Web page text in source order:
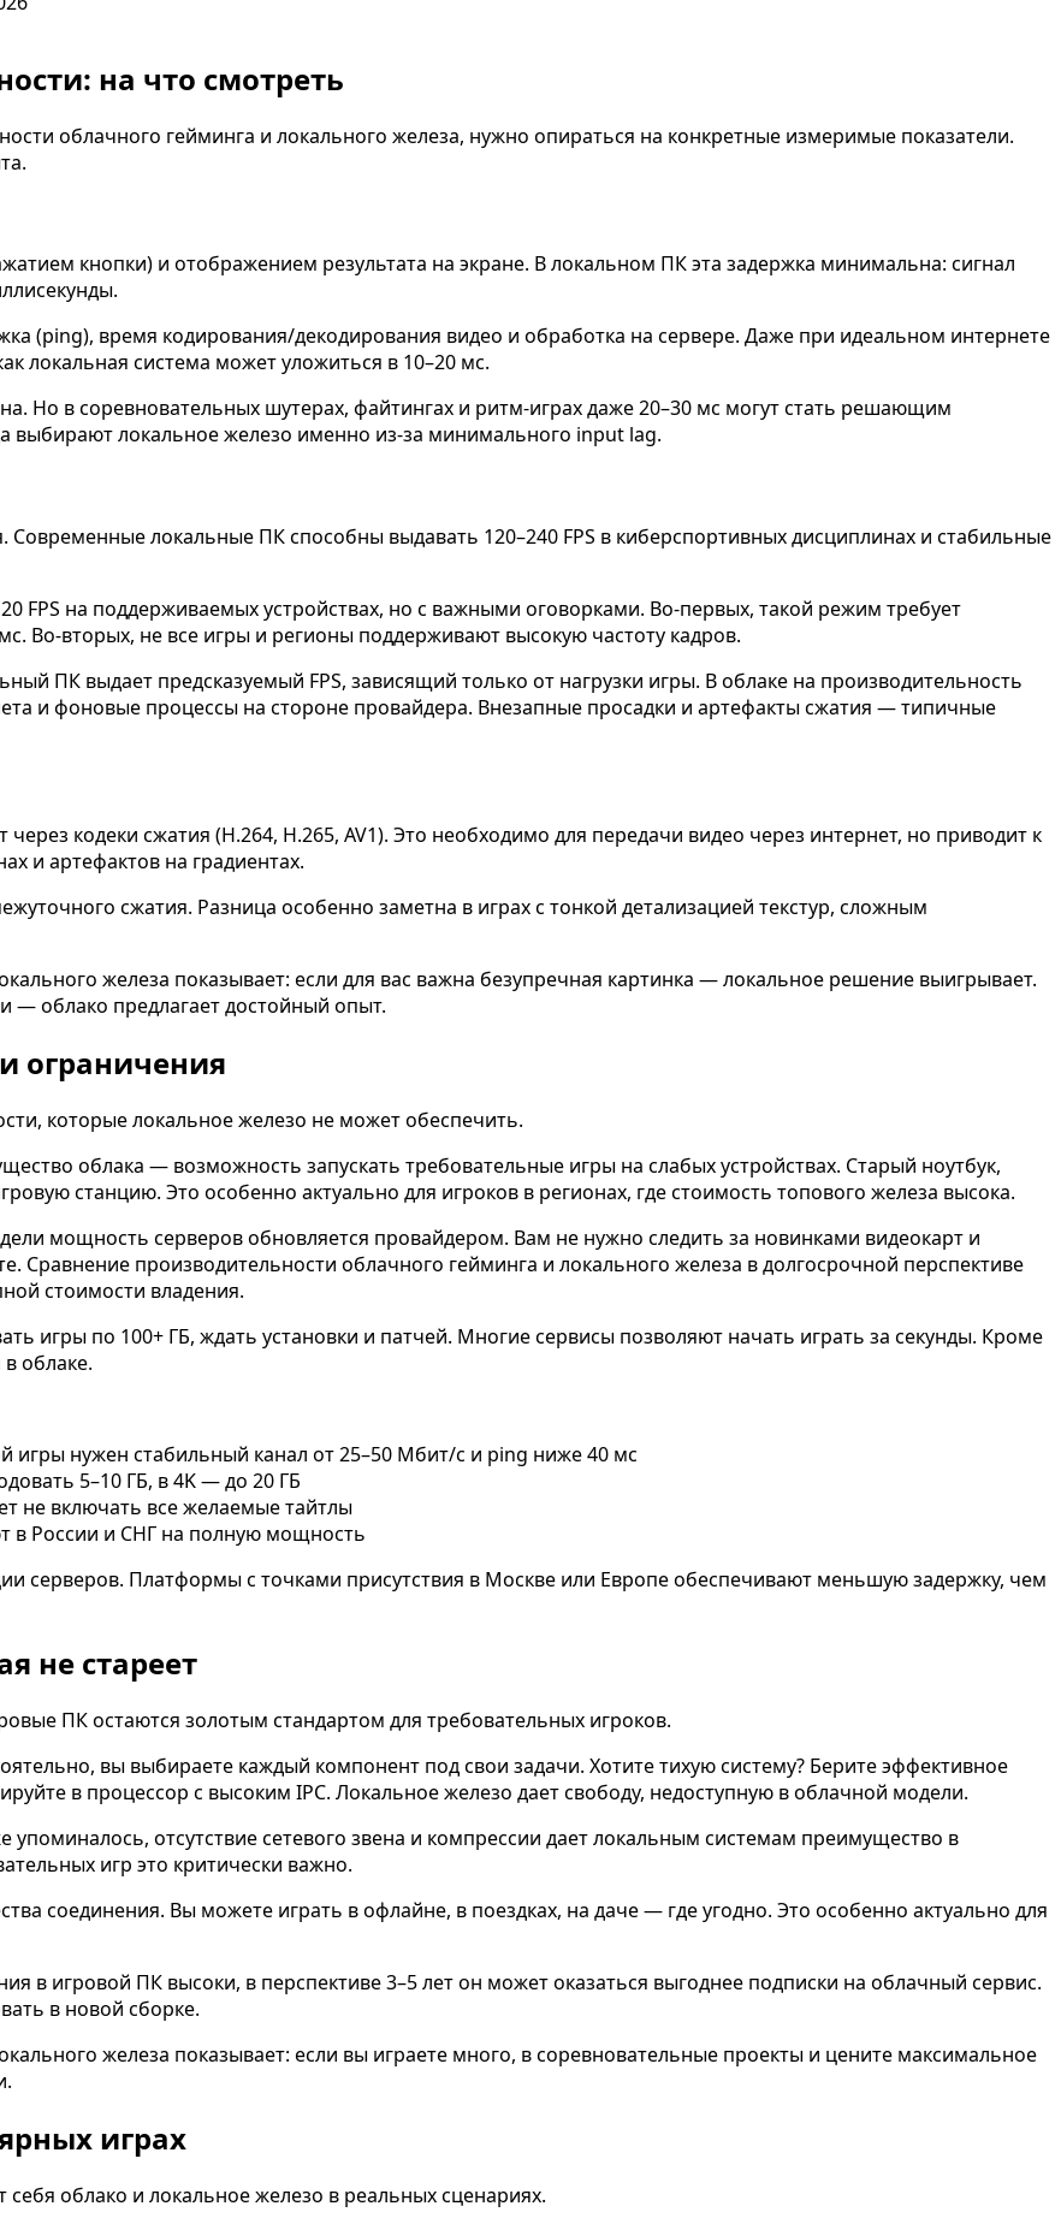
на что смотреть
облачного гейминга и локального железа, нужно опираться на конкретные измеримые показатели.
кнопки) и отображением результата на экране. В локальном ПК эта задержка минимальна: сигнал
(ping), время кодирования/декодирования видео и обработка на сервере. Даже при идеальном интернете
локальная система может уложиться в 10–20 мс.
Но в соревновательных шутерах, файтингах и ритм-играх даже 20–30 мс могут стать решающим
выбирают локальное железо именно из-за минимального input lag.
Современные локальные ПК способны выдавать 120–240 FPS в киберспортивных дисциплинах и стабильные
FPS на поддерживаемых устройствах, но с важными оговорками. Во-первых, такой режим требует
Во-вторых, не все игры и регионы поддерживают высокую частоту кадров.
ПК выдает предсказуемый FPS, зависящий только от нагрузки игры. В облаке на производительность
и фоновые процессы на стороне провайдера. Внезапные просадки и артефакты сжатия — типичные
кодеки сжатия (H.264, H.265, AV1). Это необходимо для передачи видео через интернет, но приводит к
и артефактов на градиентах.
сжатия. Разница особенно заметна в играх с тонкой детализацией текстур, сложным
железа показывает: если для вас важна безупречная картинка — локальное решение выигрывает.
— облако предлагает достойный опыт.
ограничения
которые локальное железо не может обеспечить.
облака — возможность запускать требовательные игры на слабых устройствах. Старый ноутбук,
станцию. Это особенно актуально для игроков в регионах, где стоимость топового железа высока.
мощность серверов обновляется провайдером. Вам не нужно следить за новинками видеокарт и
Сравнение производительности облачного гейминга и локального железа в долгосрочной перспективе
стоимости владения.
игры по 100+ ГБ, ждать установки и патчей. Многие сервисы позволяют начать играть за секунды. Кроме
облаке.
игры нужен стабильный канал от 25–50 Мбит/с и ping ниже 40 мс
5–10 ГБ, в 4K — до 20 ГБ
не включать все желаемые тайтлы
в России и СНГ на полную мощность
серверов. Платформы с точками присутствия в Москве или Европе обеспечивают меньшую задержку, чем
не стареет
ПК остаются золотым стандартом для требовательных игроков.
вы выбираете каждый компонент под свои задачи. Хотите тихую систему? Берите эффективное
в процессор с высоким IPC. Локальное железо дает свободу, недоступную в облачной модели.
упоминалось, отсутствие сетевого звена и компрессии дает локальным системам преимущество в
игр это критически важно.
соединения. Вы можете играть в офлайне, в поездках, на даче — где угодно. Это особенно актуально для
в игровой ПК высоки, в перспективе 3–5 лет он может оказаться выгоднее подписки на облачный сервис.
в новой сборке.
железа показывает: если вы играете много, в соревновательные проекты и цените максимальное
играх
облако и локальное железо в реальных сценариях.